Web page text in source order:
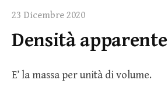
23 Dicembre 2020
Densità apparente
E’ la massa per unità di volume.